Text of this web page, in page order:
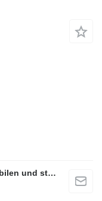
Boratas Machinery | Hersteller von mobilen und stationären Brech- und Siebanlagen